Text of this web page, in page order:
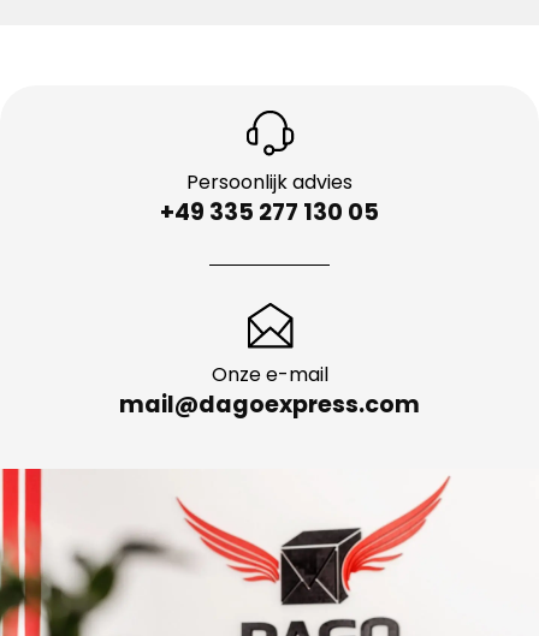
Persoonlijk advies
+49 335 277 130 05
Onze e-mail
mail@dagoexpress.com